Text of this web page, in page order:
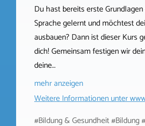
Du hast bereits erste
Sprache gelernt und möchtest
ausbauen? Dann ist dieser Kurs
dich! Gemeinsam festigen wir
deine…
mehr anzeigen
Weitere Informationen unter
#Bildung & Gesundheit